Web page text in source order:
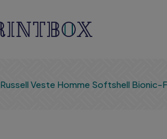
Russell Veste Homme Softshell Bionic-